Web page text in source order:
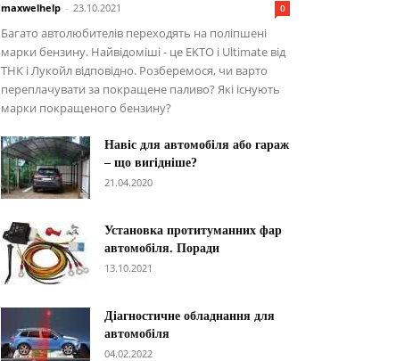
maxwelhelp - 23.10.2021 0
Багато автолюбителів переходять на поліпшені
марки бензину. Найвідоміші - це ЕКТО і Ultimate від
ТНК і Лукойл відповідно. Розберемося, чи варто
переплачувати за покращене паливо? Які існують
марки покращеного бензину?
Навіс для автомобіля або гараж
– що вигідніше?
21.04.2020
Установка протитуманних фар
автомобіля. Поради
13.10.2021
Діагностичне обладнання для
автомобіля
04.02.2022